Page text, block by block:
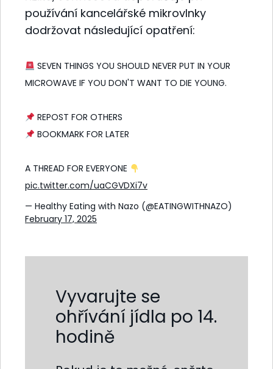
používání kancelářské mikrovlnky
dodržovat následující opatření:
SEVEN THINGS YOU SHOULD NEVER PUT IN YOUR
MICROWAVE IF YOU DON'T WANT TO DIE YOUNG.
REPOST FOR OTHERS
BOOKMARK FOR LATER
A THREAD FOR EVERYONE
pic.twitter.com/uaCGVDXi7v
— Healthy Eating with Nazo (@EATINGWITHNAZO)
February 17, 2025
Vyvarujte se
ohřívání jídla po 14.
hodině